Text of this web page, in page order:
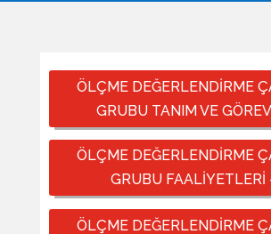
ÖLÇME DEĞERLENDİRME
GRUBU TANIM VE
ÖLÇME DEĞERLENDİRME
GRUBU FAALİYETLERİ
ÖLÇME DEĞERLENDİRME